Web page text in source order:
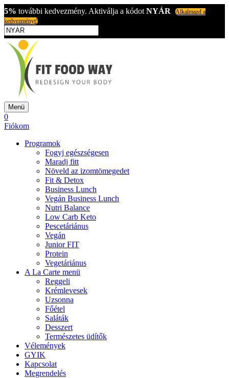
5% további kedvezmény. Aktiválja a kódot NYÁR
Alkalmazd a
kedvezményt!
Menü
0
Fiókom
Programok
Fogyj egészségesen
Maradj fitt
Növeld az izomtömegedet
Fit & Detox
Business Lunch
Vegán Business Lunch
Nutri Balance
Low Carb Keto
Pescetáriánus
Vegán
Junior FIT
Protein
Vegetáriánus
A La Carte menü
Reggeli
Krémlevesek
Uzsonna
Főétel
Saláták
Desszert
Természetes üdítők
Vélemények
GYIK
Kapcsolat
Megrendelés